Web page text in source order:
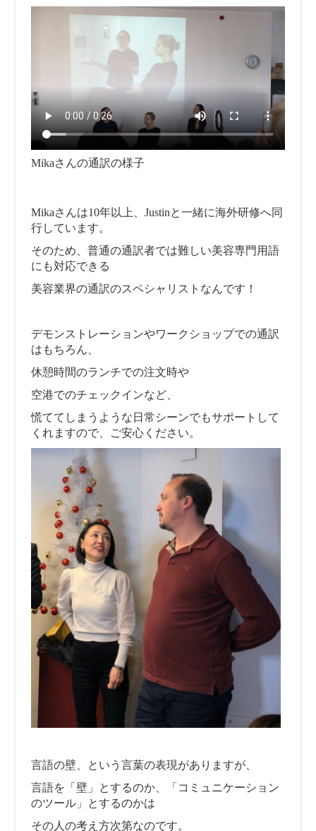
Mikaさんの通訳の様子
Mikaさんは10年以上、Justinと一緒に海外研修へ同
行しています。
そのため、普通の通訳者では難しい美容専門用語
にも対応できる
美容業界の通訳のスペシャリストなんです！
デモンストレーションやワークショップでの通訳
はもちろん、
休憩時間のランチでの注文時や
空港でのチェックインなど、
慌ててしまうような日常シーンでもサポートして
くれますので、ご安心ください。
言語の壁、という言葉の表現がありますが、
言語を「壁」とするのか、「コミュニケーション
のツール」とするのかは
その人の考え方次第なのです。